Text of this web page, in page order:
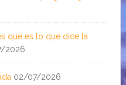
qué es lo que dice la
2026
02/07/2026